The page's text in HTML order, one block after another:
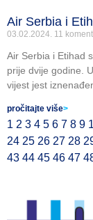
Air Serbia i
03.02.2024. 11
Air Serbia i Etihad
prije dvije godine.
vijest jest
pročitajte više>
1 2 3 4 5 6 7 8 9
24 25 26 27 28
43 44 45 46 47